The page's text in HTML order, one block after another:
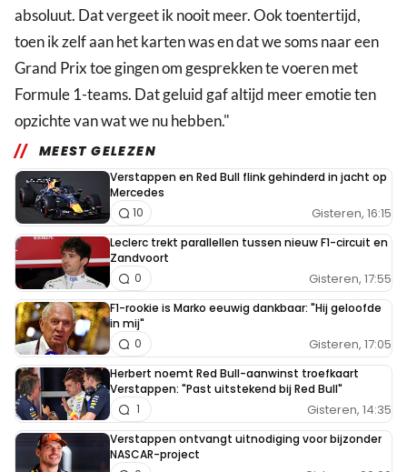
absoluut. Dat vergeet ik nooit meer. Ook toentertijd,
toen ik zelf aan het karten was en dat we soms naar een
Grand Prix toe gingen om gesprekken te voeren met
Formule 1-teams. Dat geluid gaf altijd meer emotie ten
opzichte van wat we nu hebben."
MEEST GELEZEN
Verstappen en Red Bull flink gehinderd in jacht op
Mercedes
Gisteren, 16:15
10
Leclerc trekt parallellen tussen nieuw F1-circuit en
Zandvoort
Gisteren, 17:55
0
F1-rookie is Marko eeuwig dankbaar: "Hij geloofde
in mij"
Gisteren, 17:05
0
Herbert noemt Red Bull-aanwinst troefkaart
Verstappen: "Past uitstekend bij Red Bull"
Gisteren, 14:35
1
Verstappen ontvangt uitnodiging voor bijzonder
NASCAR-project